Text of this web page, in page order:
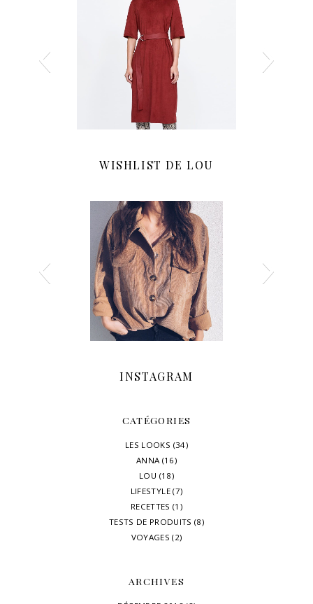
WISHLIST DE LOU
INSTAGRAM
CATÉGORIES
LES LOOKS (34)
ANNA (16)
LOU (18)
LIFESTYLE(7)
RECETTES (1)
TESTS DE PRODUITS (8)
VOYAGES (2)
ARCHIVES